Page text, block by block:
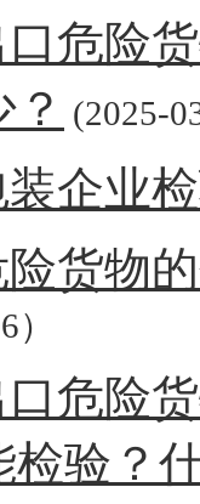
口危险
(2025-
企业
货物
口危险
检验？